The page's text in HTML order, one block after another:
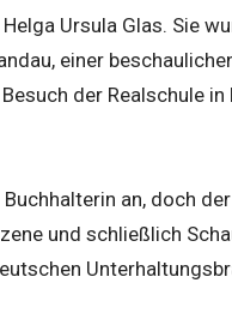
Ursula Glas. Sie
einer
der Realschule
an, doch
und schließlich